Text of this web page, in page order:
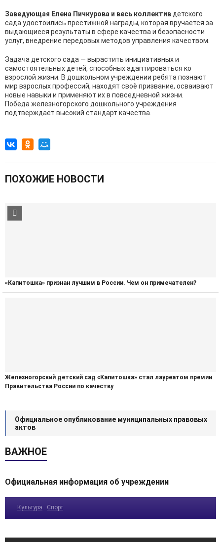
Заведующая Елена Пичкурова и весь коллектив детского
сада удостоились престижной награды, которая вручается за
выдающиеся результаты в сфере качества и безопасности
услуг, внедрение передовых методов управления качеством.
Задача детского сада — вырастить инициативных и
самостоятельных детей, способных адаптироваться ко
взрослой жизни. В дошкольном учреждении ребята познают
мир взрослых профессий, находят своё призвание, осваивают
новые навыки и применяют их в повседневной жизни.
Победа железногорского дошкольного учреждения
подтверждает высокий стандарт качества.
ПОХОЖИЕ НОВОСТИ
«Капитошка» признан лучшим в России. Чем он примечателен?
Железногорский детский сад «Капитошка» стал лауреатом премии
Правительства России по качеству
Официальное опубликование муниципальных правовых
актов
ВАЖНОЕ
Официальная информация об учреждении
Культура Спорт